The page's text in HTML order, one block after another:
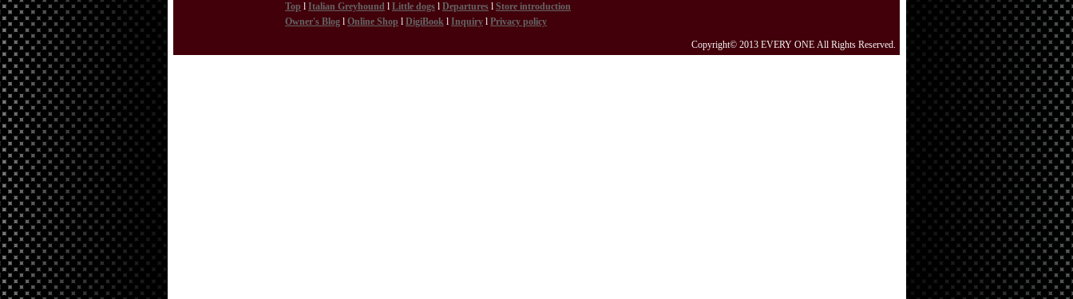
Top l Italian Greyhound l Little dogs l Departures l Store introduction
Owner's Blog l Online Shop l DigiBook l Inquiry l Privacy policy
Copyright© 2013 EVERY ONE All Rights Reserved.